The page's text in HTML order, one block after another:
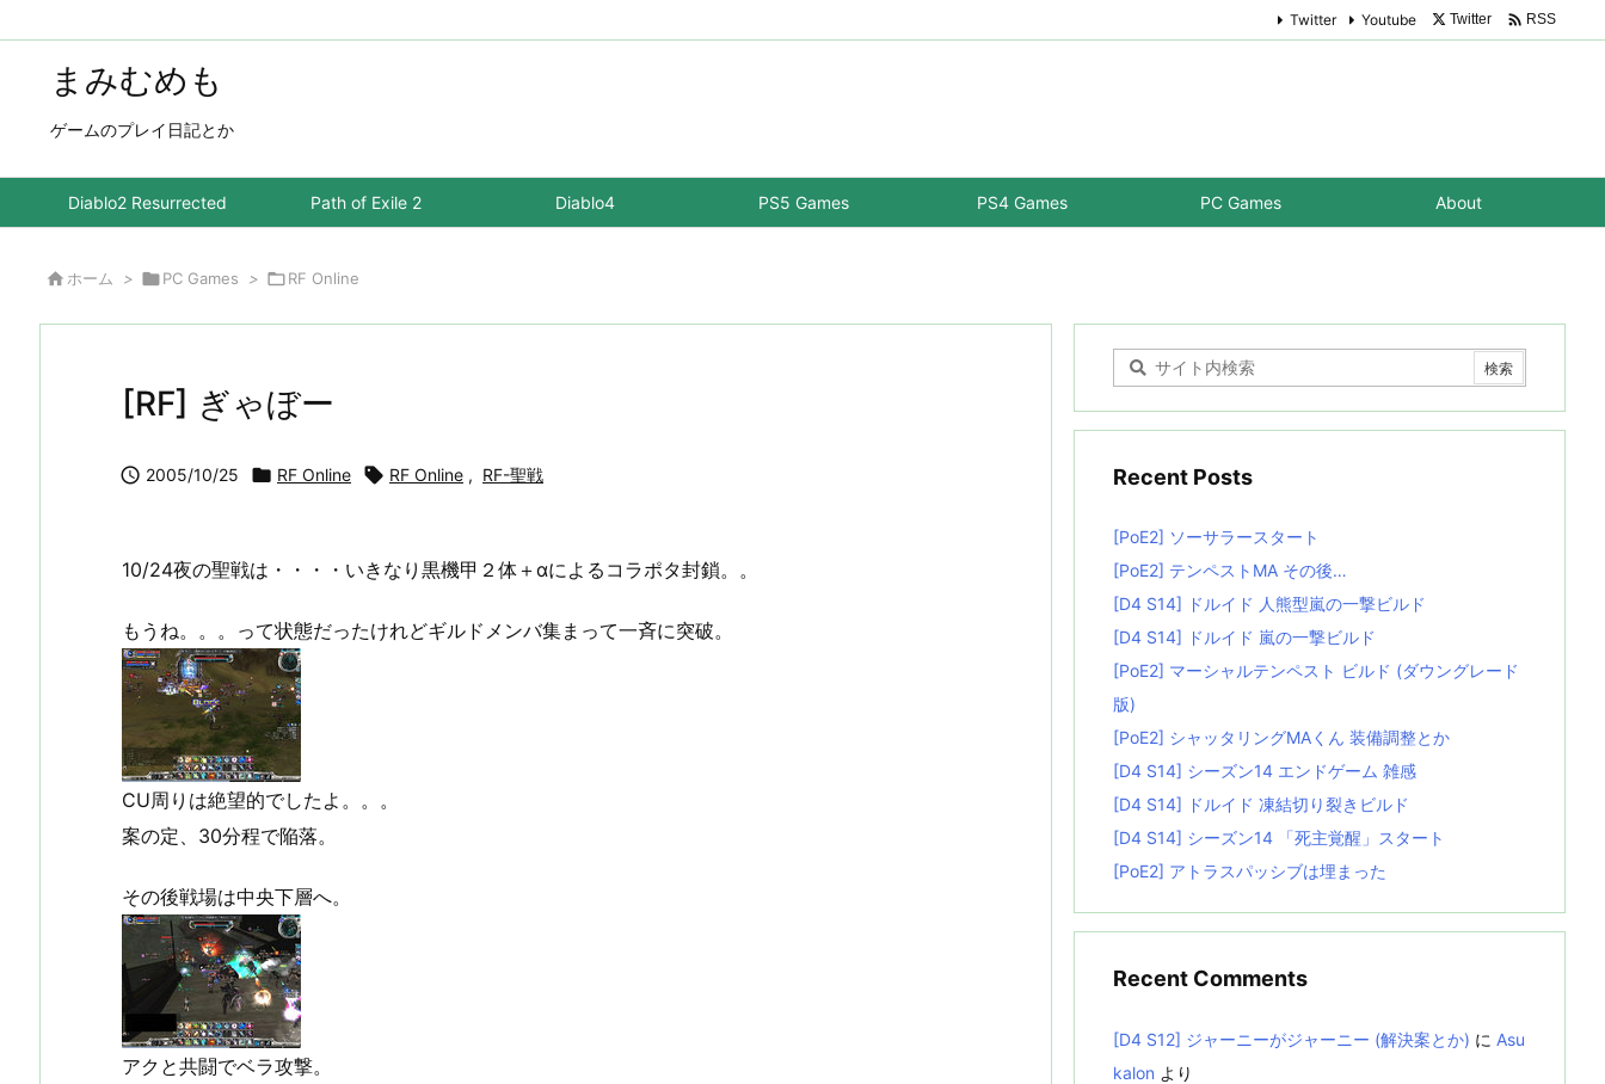
まみむめも
ゲームのプレイ日記とか
Diablo2 Resurrected Path of Exile 2 Diablo4 PS5 Games PS4 Games PC Games About
Twitter Youtube Twitter  RSS
 ホーム > PC Games > RF Online
[RF] ぎゃぼー
 2005/10/25  RF Online  RF Online , RF-聖戦
10/24夜の聖戦は・・・・いきなり黒機甲２体＋αによるコラポタ封鎖。。
もうね。。。って状態だったけれどギルドメンバ集まって一斉に突破。
CU周りは絶望的でしたよ。。。
案の定、30分程で陥落。
その後戦場は中央下層へ。
アクと共闘でベラ攻撃。
Recent Posts
[PoE2] ソーサラースタート
[PoE2] テンペストMA その後…
[D4 S14] ドルイド 人熊型嵐の一撃ビルド
[D4 S14] ドルイド 嵐の一撃ビルド
[PoE2] マーシャルテンペスト ビルド (ダウングレード
版)
[PoE2] シャッタリングMAくん 装備調整とか
[D4 S14] シーズン14 エンドゲーム 雑感
[D4 S14] ドルイド 凍結切り裂きビルド
[D4 S14] シーズン14 「死主覚醒」スタート
[PoE2] アトラスパッシブは埋まった
Recent Comments
[D4 S12] ジャーニーがジャーニー (解決案とか) に Asu
kalon より